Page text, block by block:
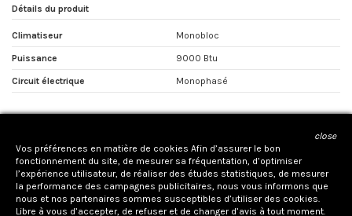
Détails du produit
Climatiseur Monobloc
Puissance 9000 Btu
Circuit électrique Monophasé
CONTACTEZ NOUS
close
Vos préférences en matière de cookies Afin d’assurer le bon
fonctionnement du site, de mesurer sa fréquentation, d’optimiser
l’expérience utilisateur, de réaliser des études statistiques, de mesurer
la performance des campagnes publicitaires, nous vous informons que
nous et nos partenaires sommes susceptibles d’utiliser des cookies.
Libre à vous d’accepter, de refuser et de changer d’avis à tout moment.